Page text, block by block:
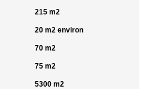
215 m2
20 m2 environ
70 m2
75 m2
5300 m2